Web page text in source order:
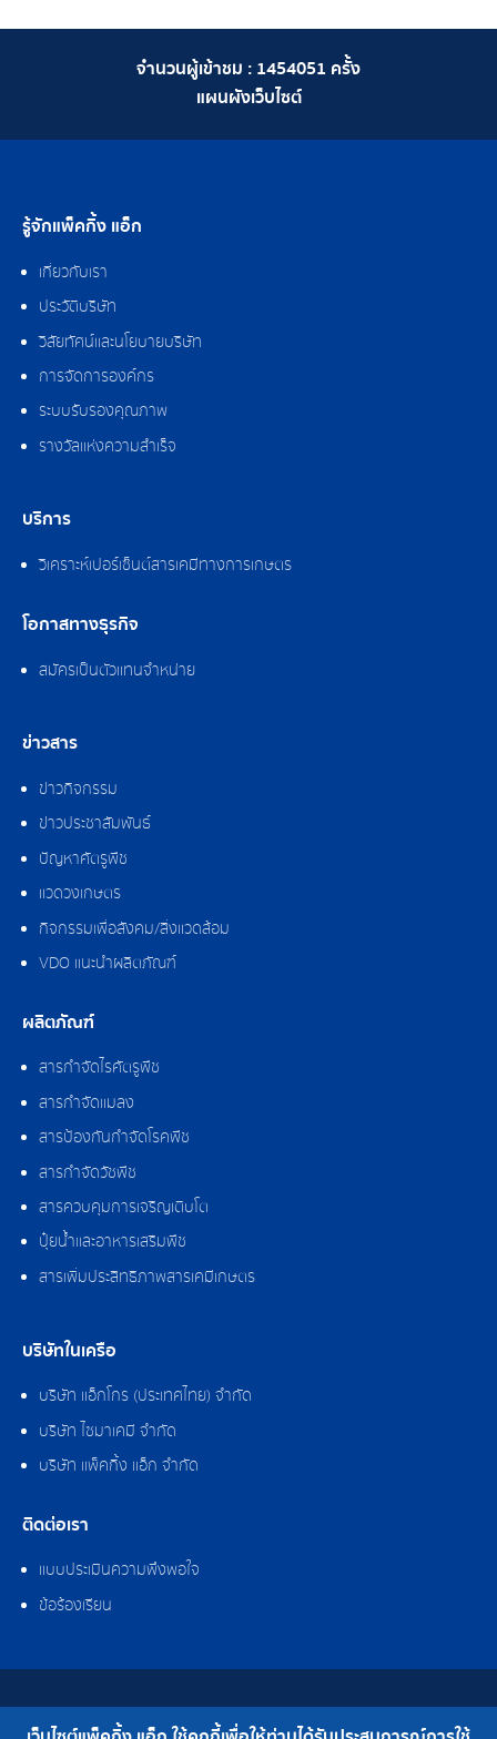
จำนวนผู้เข้าชม : 1454051 ครั้ง
แผนผังเว็บไซต์
รู้จักแพ็คกิ้ง แอ็ก
เกี่ยวกับเรา
ประวัติบริษัท
วิสัยทัศน์และนโยบายบริษัท
การจัดการองค์กร
ระบบรับรองคุณภาพ
รางวัลแห่งความสำเร็จ
บริการ
วิเคราะห์เปอร์เซ็นต์สารเคมีทางการเกษตร
โอกาสทางธุรกิจ
สมัครเป็นตัวแทนจำหน่าย
ข่าวสาร
ข่าวกิจกรรม
ข่าวประชาสัมพันธ์
ปัญหาศัตรูพืช
แวดวงเกษตร
กิจกรรมเพื่อสังคม/สิ่งแวดล้อม
VDO แนะนำผลิตภัณฑ์
ผลิตภัณฑ์
สารกำจัดไรศัตรูพืช
สารกำจัดแมลง
สารป้องกันกำจัดโรคพืช
สารกำจัดวัชพืช
สารควบคุมการเจริญเติบโต
ปุ๋ยน้ำและอาหารเสริมพืช
สารเพิ่มประสิทธิภาพสารเคมีเกษตร
บริษัทในเครือ
บริษัท แอ็กโกร (ประเทศไทย) จำกัด
บริษัท ไซมาเคมี จำกัด
บริษัท แพ็คกิ้ง แอ็ก จำกัด
ติดต่อเรา
แบบประเมินความพึงพอใจ
ข้อร้องเรียน
สงวนลิขสิทธิ์ © 2562 บริษัท แพ็คกิ้ง แอ็ก จำกัด